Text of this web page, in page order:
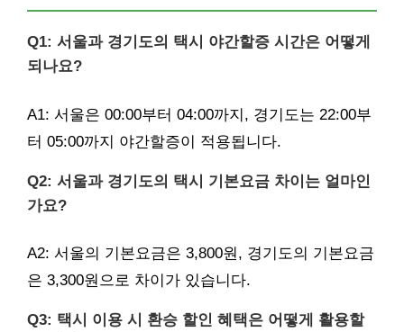
Q1: 서울과 경기도의 택시 야간할증 시간은 어떻게
되나요?
A1: 서울은 00:00부터 04:00까지, 경기도는 22:00부
터 05:00까지 야간할증이 적용됩니다.
Q2: 서울과 경기도의 택시 기본요금 차이는 얼마인
가요?
A2: 서울의 기본요금은 3,800원, 경기도의 기본요금
은 3,300원으로 차이가 있습니다.
Q3: 택시 이용 시 환승 할인 혜택은 어떻게 활용할